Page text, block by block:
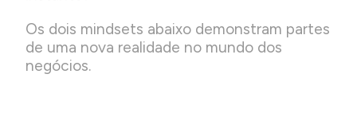
Os dois mindsets abaixo demonstram partes
de uma nova realidade no mundo dos
negócios.